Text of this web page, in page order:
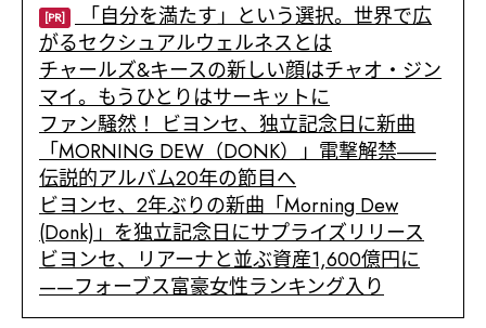
[PR]
「自分を満たす」という選択。世界で広
がるセクシュアルウェルネスとは
チャールズ&キースの新しい顔はチャオ・ジン
マイ。もうひとりはサーキットに
ファン騒然！ ビヨンセ、独立記念日に新曲
「MORNING DEW（DONK）」電撃解禁――
伝説的アルバム20年の節目へ
ビヨンセ、2年ぶりの新曲「Morning Dew
(Donk)」を独立記念日にサプライズリリース
ビヨンセ、リアーナと並ぶ資産1,600億円に
——フォーブス富豪女性ランキング入り